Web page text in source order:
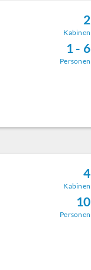
2
Kabinen
1 - 6
Personen
4
Kabinen
10
Personen